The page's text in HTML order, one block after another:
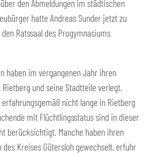
den Abmeldungen im städtischen
hatte Andreas Sunder jetzt zu
Ratssaal des Progymnasiums
haben im vergangenen Jahr ihren
und seine Stadtteile verlegt.
nicht lange in Rietberg
mit Flüchtlingsstatus sind in dieser
berücksichtigt. Manche haben ihren
des Kreises Gütersloh gewechselt, erfuhr